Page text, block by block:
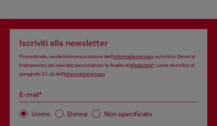
Iscriviti alla newsletter
Procedendo, confermi la presa visione dell’informativa privacyautorizzo Diesel al
trattamento dei miei dati personali per le finalità diMarketing*come descritto al
paragrafo 3.1, d) dell’informativa privacy.
E-mail*
Uomo Donna Non specificato